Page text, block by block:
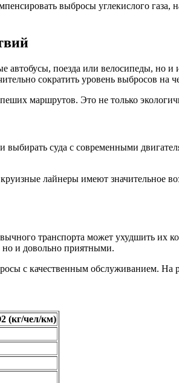
выбросы углекислого газа,
поезда или велосипеды, но
сократить уровень выбросов на
маршрутов. Это не только
суда с современными
лайнеры имеют значительное
транспорта может ухудшить их
но и довольно приятными.
с качественным обслуживанием. На
(кг/чел/км)